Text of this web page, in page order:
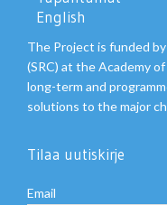
English
The Project is funded
(SRC) at the Academy
long-term and
solutions to the major
Tilaa uutiskirje
Email